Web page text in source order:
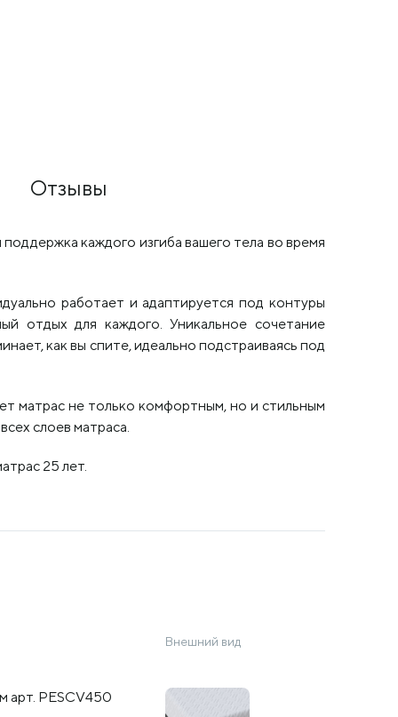
Отзывы
каждого изгиба вашего тела во время
работает и адаптируется под контуры
отдых для каждого. Уникальное сочетание
как вы спите, идеально подстраиваясь под
матрас не только комфортным, но и стильным
слоев матраса.
25 лет.
Внешний вид
арт. PESCV450